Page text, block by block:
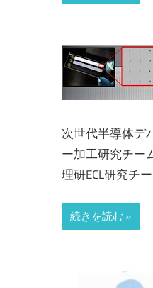
次世代半導体デ
ー加工研究チー
理研ECL研究チー
続きを読む